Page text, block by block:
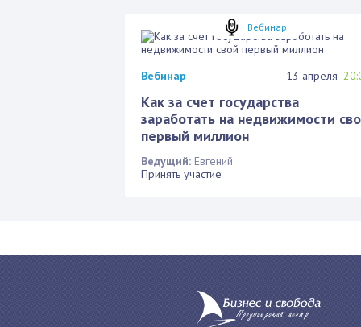
Вебинар
Вебинар 13 апреля
Как за счет государства
заработать на недвижимости
первый миллион
Ведущий: Евгений
Принять участие